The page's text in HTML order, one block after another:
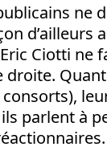
ne
Ciotti ne
droite.
parlent à